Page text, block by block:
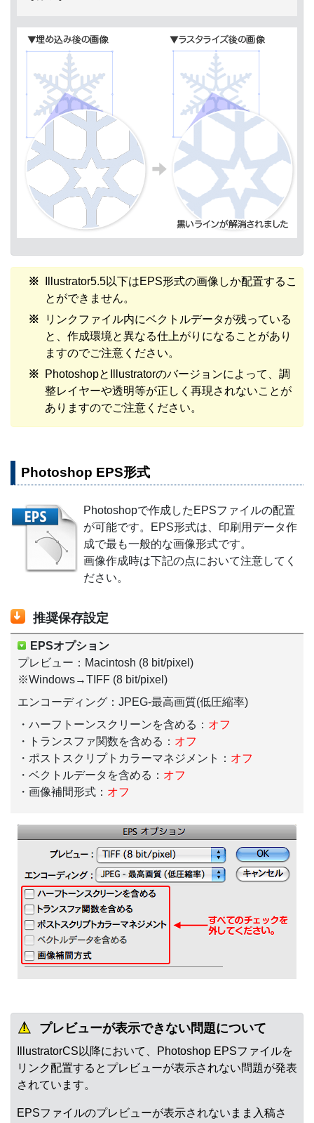
Illustrator5.5以下はEPS形式の画像しか配置するこ
とができません。
リンクファイル内にベクトルデータが残っている
と、作成環境と異なる仕上がりになることがあり
ますのでご注意ください。
PhotoshopとIllustratorのバージョンによって、調
整レイヤーや透明等が正しく再現されないことが
ありますのでご注意ください。
Photoshop EPS形式
Photoshopで作成したEPSファイルの配置
が可能です。EPS形式は、印刷用データ作
成で最も一般的な画像形式です。
画像作成時は下記の点において注意してく
ださい。
推奨保存設定
EPSオプション
プレビュー：Macintosh (8 bit/pixel)
※Windows→TIFF (8 bit/pixel)
エンコーディング：JPEG-最高画質(低圧縮率)
・ハーフトーンスクリーンを含める： オフ
・トランスファ関数を含める： オフ
・ポストスクリプトカラーマネジメント： オフ
・ベクトルデータを含める： オフ
・画像補間形式： オフ
プレビューが表示できない問題について
IllustratorCS以降において、Photoshop EPSファイルを
リンク配置するとプレビューが表示されない問題が発表
されています。
EPSファイルのプレビューが表示されないまま入稿さ